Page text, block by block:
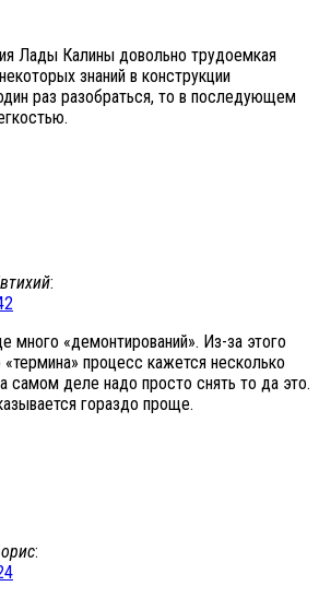
Лады Калины довольно трудоемкая
знаний в конструкции
раз разобраться, то в последующем
:
много «демонтирований». Из-за этого
процесс кажется несколько
самом деле надо просто снять то да это.
гораздо проще.
: